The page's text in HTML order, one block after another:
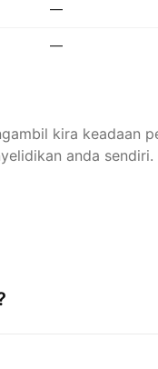
—
—
kira keadaan
anda sendiri.